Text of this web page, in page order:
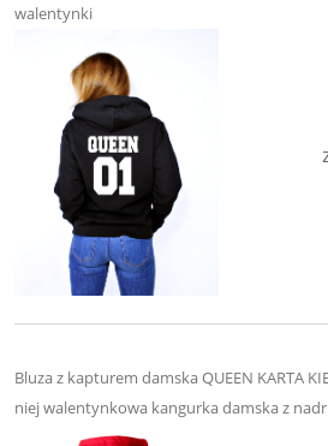
walentynki
Bluza z kapturem damska QUEEN KARTA
niej walentynkowa kangurka damska z